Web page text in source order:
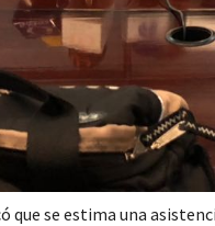
que se estima una